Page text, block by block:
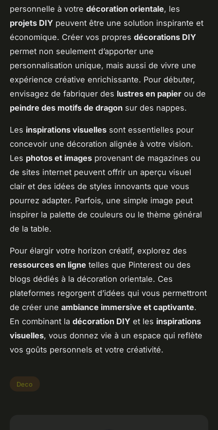
personnelle à votre décoration orientale, les
projets DIY peuvent être une solution inspirante et
économique. Créer vos propres décorations DIY
permet non seulement d’apporter une
personnalisation unique, mais aussi de vivre une
expérience créative enrichissante. Pour débuter,
envisagez de fabriquer des lustres en papier ou de
peindre des motifs de dragon sur des nappes.
Les inspirations visuelles sont essentielles pour
concevoir une décoration alignée à votre vision.
Les photos et images provenant de magazines ou
de sites internet peuvent offrir un aperçu visuel
clair et des idées de styles innovants que vous
pourrez adapter. Parfois, une simple image peut
inspirer la palette de couleurs ou le thème général
de la table.
Pour élargir votre horizon créatif, explorez des
ressources en ligne telles que Pinterest ou des
blogs dédiés à la décoration orientale. Ces
plateformes regorgent d’idées qui vous permettront
de créer une ambiance immersive et captivante.
En combinant la décoration DIY et les inspirations
visuelles, vous donnez vie à un espace qui reflète
vos goûts personnels et votre créativité.
Deco